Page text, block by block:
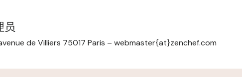
员
de Villiers 75017 Paris – webmaster{at}zenchef.com